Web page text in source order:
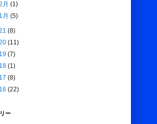
月(1)
1月(5)
(8)
(11)
(7)
(1)
(8)
(22)
ー